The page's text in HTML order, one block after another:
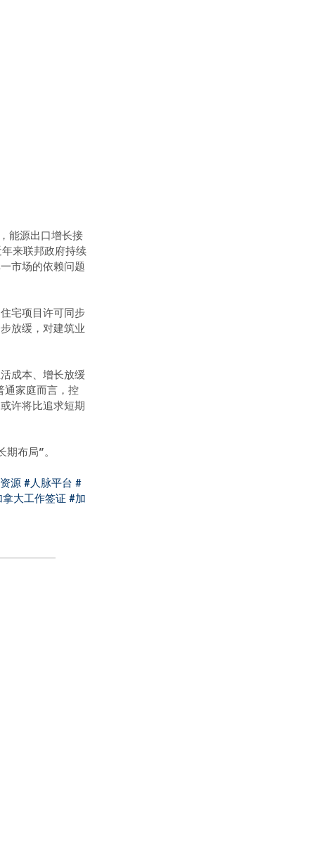
能源出口增长接
来联邦政府持续
市场的依赖问题
宅项目许可同步
放缓，对建筑业
成本、增长放缓
通家庭而言，控
许将比追求短期
布局”。
源 #人脉平台 #
大工作签证 #加